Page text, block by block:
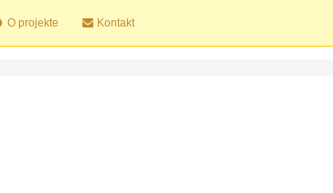
O projekte Kontakt